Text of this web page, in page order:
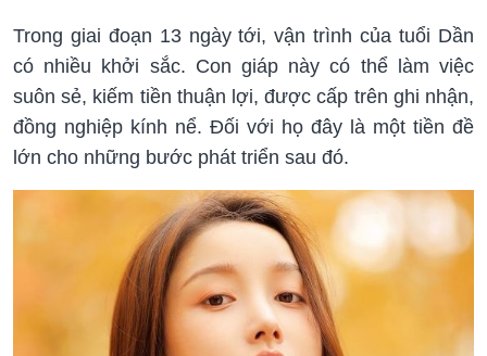
Trong giai đoạn 13 ngày tới, vận trình của tuổi Dần
có nhiều khởi sắc. Con giáp này có thể làm việc
suôn sẻ, kiếm tiền thuận lợi, được cấp trên ghi nhận,
đồng nghiệp kính nể. Đối với họ đây là một tiền đề
lớn cho những bước phát triển sau đó.